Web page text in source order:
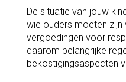
De situatie van jouw
wie ouders moeten zijn
vergoedingen voor
daarom belangrijke
bekostigingsaspecten